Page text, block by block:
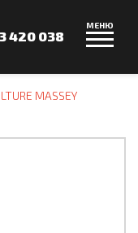
420 038
МЕНЮ
MASSEY